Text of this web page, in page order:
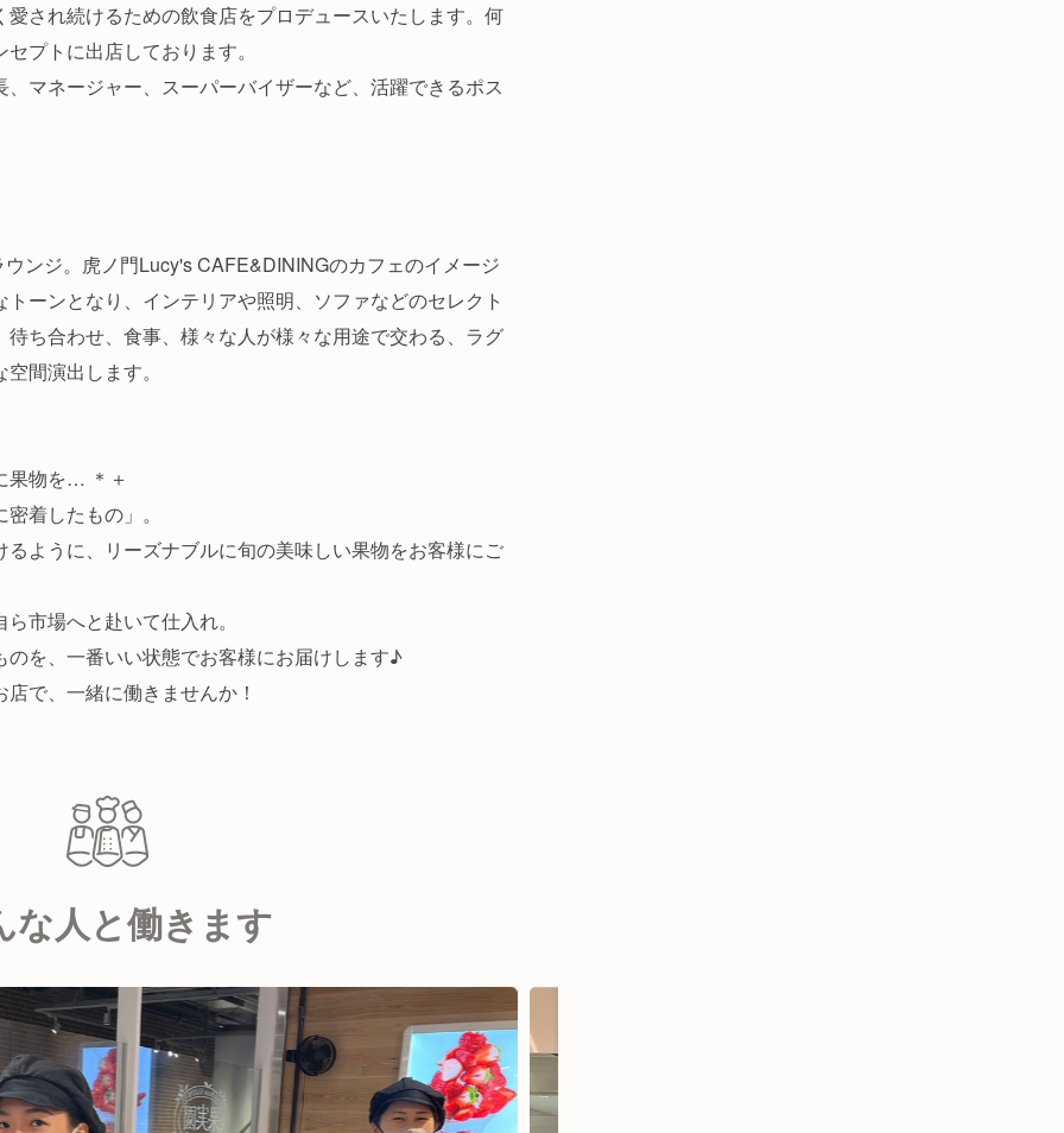
され続けるための飲食店をプロデュースいたします。何
プトに出店しております。
マネージャー、スーパーバイザーなど、活躍できるポス
ンジ。虎ノ門Lucy's CAFE&DININGのカフェのイメージ
ーンとなり、インテリアや照明、ソファなどのセレクト
ち合わせ、食事、様々な人が様々な用途で交わる、ラグ
間演出します。
果物を… ＊＋
着したもの」。
ように、リーズナブルに旬の美味しい果物をお客様にご
市場へと赴いて仕入れ。
を、一番いい状態でお客様にお届けします♪
で、一緒に働きませんか！
な人と働きます